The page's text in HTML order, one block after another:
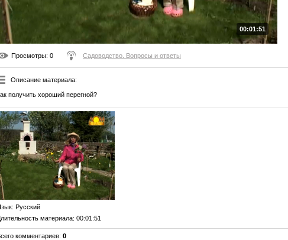
00:01:51
Просмотры: 0 Садоводство. Вопросы и ответы
Описание материала:
получить хороший перегной?
: Русский
материала: 00:01:51
комментариев: 0